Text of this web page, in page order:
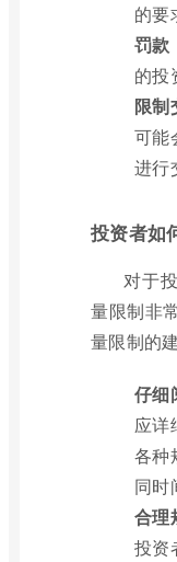
的要
罚款
的投
限制
可能
进行
投资者如
对于
量限制非
量限制的
仔细
应详
各种
同时
合理
投资